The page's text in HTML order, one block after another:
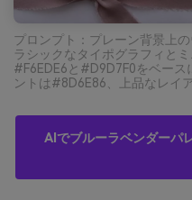
プロンプト：プレーン背景上
ラシックなタイポグラフィと
#F6EDE6と#D9D7F0をベー
ントは#8D6E86、上品なレイ
AIでブルーラベンダーパ